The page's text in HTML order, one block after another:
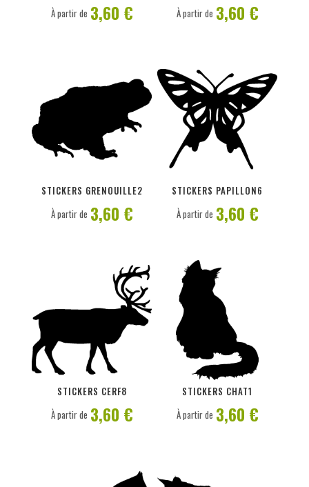
À partir de 3,60 € À partir de 3,60 €
STICKERS GRENOUILLE2
À partir de 3,60 €
STICKERS PAPILLON6
À partir de 3,60 €
STICKERS CERF8
PERSONNALISER
À partir de 3,60 €
STICKERS CHAT1
PERSONNALISER
À partir de 3,60 €